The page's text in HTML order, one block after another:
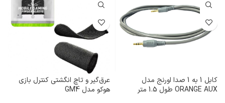
کابل 1 به 1 صدا اورنج مدل
ORANGE AUX طول 1.5 متر
عرق‌گیر و تاچ انگشتی کنترل بازی
هوکو مدل GM4